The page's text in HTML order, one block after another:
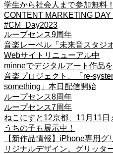
学生から社会人まで参加無料
CONTENT MARKETING DAY
#CM_Day2023
ループセンス9周年
音楽レーベル「未来音スタジ
Webサイトリニューアル中
minneでデジタルアート作品
音楽プロジェクト、「re-
something」本日配信開始
ループセンス8周年
ループセンス7周年
ねこにすと12京都、11月11日
うちの子も展示中！
【新作品情報】iPhone専用
リジナルデザイン。グリッタ